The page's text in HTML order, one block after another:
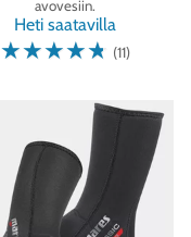
avovesiin.
Heti saatavilla
☆☆☆☆☆ (11)